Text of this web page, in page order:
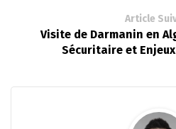
Article
Visite de Darmanin en
Sécuritaire et